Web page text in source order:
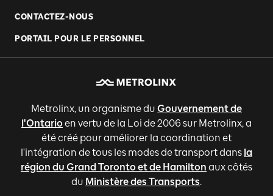
CONTACTEZ-NOUS
PORTAIL POUR LE PERSONNEL
Metrolinx, un organisme du Gouvernement de
l'Ontario en vertu de la Loi de 2006 sur Metrolinx, a
été créé pour améliorer la coordination et
l'intégration de tous les modes de transport dans la
région du Grand Toronto et de Hamilton aux côtés
du Ministère des Transports.